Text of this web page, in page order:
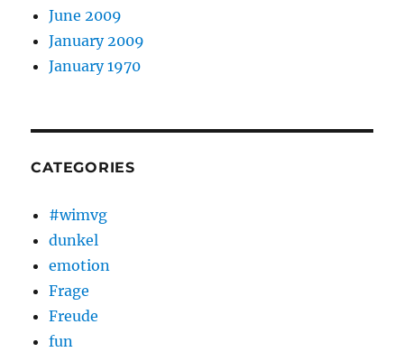
June 2009
January 2009
January 1970
CATEGORIES
#wimvg
dunkel
emotion
Frage
Freude
fun